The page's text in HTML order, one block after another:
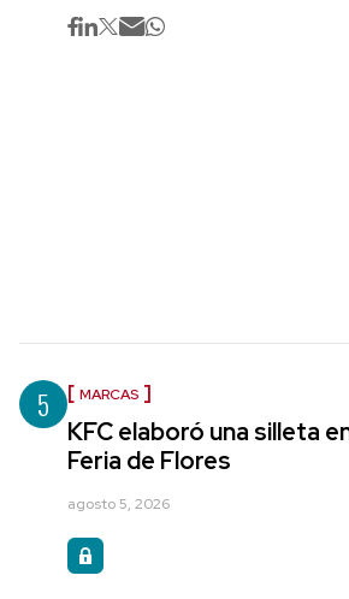
5 MARCAS
KFC elaboró una silleta
Feria de Flores
agosto 5, 2026